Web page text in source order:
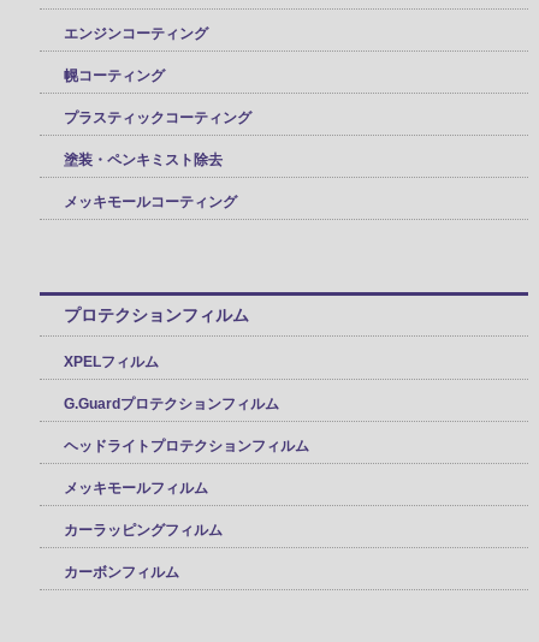
エンジンコーティング
幌コーティング
プラスティックコーティング
塗装・ペンキミスト除去
メッキモールコーティング
プロテクションフィルム
XPELフィルム
G.Guardプロテクションフィルム
ヘッドライトプロテクションフィルム
メッキモールフィルム
カーラッピングフィルム
カーボンフィルム